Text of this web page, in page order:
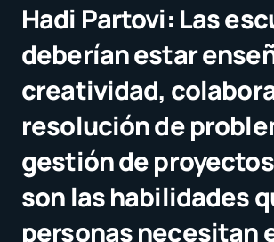
Hadi Partovi: Las
deberían estar
creatividad,
resolución de
gestión de
son las habilidades
personas necesitan